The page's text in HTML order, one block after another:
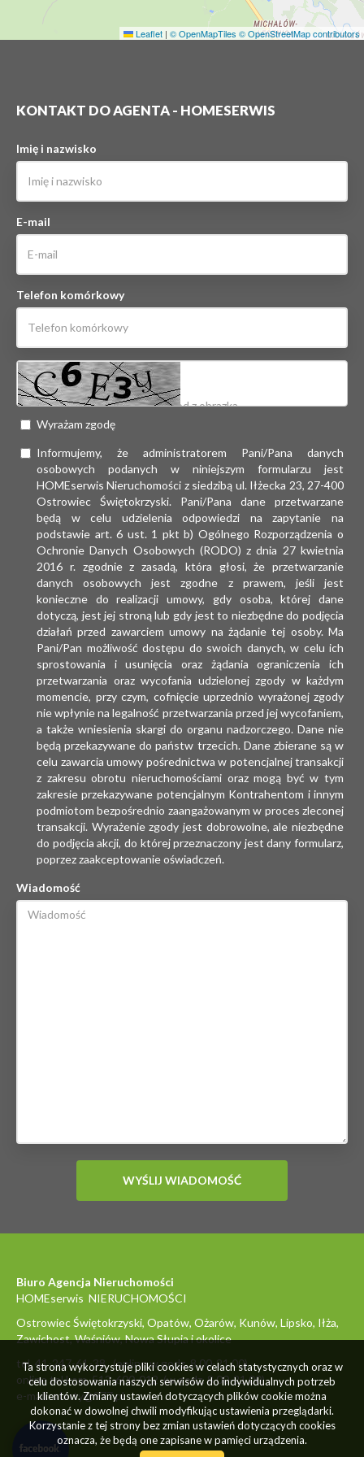
Leaflet | © OpenMapTiles © OpenStreetMap contributors
KONTAKT DO AGENTA - HOMESERWIS
Imię i nazwisko
E-mail
Telefon komórkowy
Wyrażam zgodę
Informujemy, że administratorem Pani/Pana danych
osobowych podanych w niniejszym formularzu jest
HOMEserwis Nieruchomości z siedzibą ul. Iłżecka 23, 27-400
Ostrowiec Świętokrzyski. Pani/Pana dane przetwarzane
będą w celu udzielenia odpowiedzi na zapytanie na
podstawie art. 6 ust. 1 pkt b) Ogólnego Rozporządzenia o
Ochronie Danych Osobowych (RODO) z dnia 27 kwietnia
2016 r. zgodnie z zasadą, która głosi, że przetwarzanie
danych osobowych jest zgodne z prawem, jeśli jest
konieczne do realizacji umowy, gdy osoba, której dane
dotyczą, jest jej stroną lub gdy jest to niezbędne do podjęcia
działań przed zawarciem umowy na żądanie tej osoby. Ma
Pani/Pan możliwość dostępu do swoich danych, w celu ich
sprostowania i usunięcia oraz żądania ograniczenia ich
przetwarzania oraz wycofania udzielonej zgody w każdym
momencie, przy czym, cofnięcie uprzednio wyrażonej zgody
nie wpłynie na legalność przetwarzania przed jej wycofaniem,
a także wniesienia skargi do organu nadzorczego. Dane nie
będą przekazywane do państw trzecich. Dane zbierane są w
celu zawarcia umowy pośrednictwa w potencjalnej transakcji
z zakresu obrotu nieruchomościami oraz mogą być w tym
zakresie przekazywane potencjalnym Kontrahentom i innym
podmiotom bezpośrednio zaangażowanym w proces zleconej
transakcji. Wyrażenie zgody jest dobrowolne, ale niezbędne
do podjęcia akcji, do której przeznaczony jest dany formularz,
poprzez zaakceptowanie oświadczeń.
Wiadomość
Biuro Agencja Nieruchomości
HOMEserwis NIERUCHOMOŚCI
Ostrowiec Świętokrzyski, Opatów, Ożarów, Kunów, Lipsko, Iłża,
Zawichost, Waśniów, Nowa Słupia i okolice
tel. 41-247-61-38 (online w godz. 8.00-21.00)
online tel.kom. 512-600-012 (w godz. 8.00-21.00)
e-mail: oferty@977.pl
Ta strona wykorzystuje pliki cookies w celach statystycznych oraz w
celu dostosowania naszych serwisów do indywidualnych potrzeb
klientów. Zmiany ustawień dotyczących plików cookie można
dokonać w dowolnej chwili modyfikując ustawienia przeglądarki.
Korzystanie z tej strony bez zmian ustawień dotyczących cookies
oznacza, że będą one zapisane w pamięci urządzenia.